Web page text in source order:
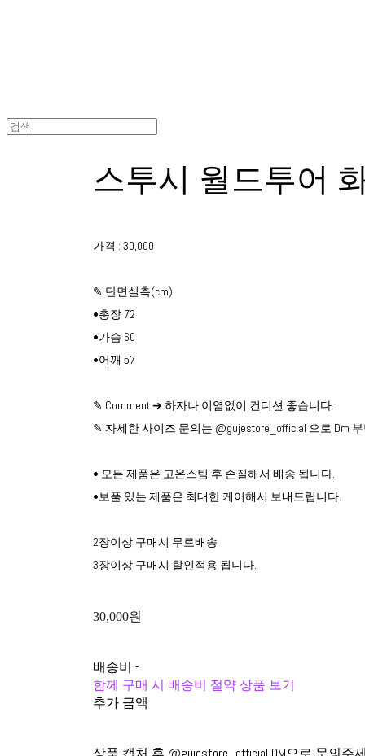
스투시 월드투어
가격 : 30,000
✎ 단면실측(cm)
•총장 72
•가슴 60
•어깨 57
✎ Comment ➔ 하자나 이염없이 컨디션 좋습니다.
✎ 자세한 사이즈 문의는 @gujestore_official 으로 Dm
• 모든 제품은 고온스팀 후 손질해서 배송 됩니다.
•보풀 있는 제품은 최대한 케어해서 보내드립니다.
2장이상 구매시 무료배송
3장이상 구매시 할인적용 됩니다.
30,000원
배송비-
함께 구매 시 배송비 절약 상품 보기
추가 금액